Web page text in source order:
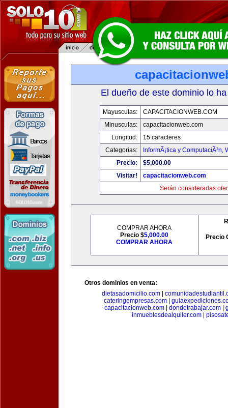
El dueño de este dominio lo
Mayusculas:
CAPACITACIONWEB.COM
Minusculas:
capacitacionweb.com
Longitud:
15 caracteres
Categorias:
InformÃ¡tica y ComputaciÃ³n,
Precio:
$5,000.00
Visitar!
capacitacionweb.com
Serán consideradas
COMPRAR AHORA
Precio $5,000.00
COMPRAR AHORA
Precio
Otros dominios en venta:
dietasadomicilio.com
cateringempresas.com|
capacitacionweb.com
dondetrabajar.com
inmueblesdealquiler.com